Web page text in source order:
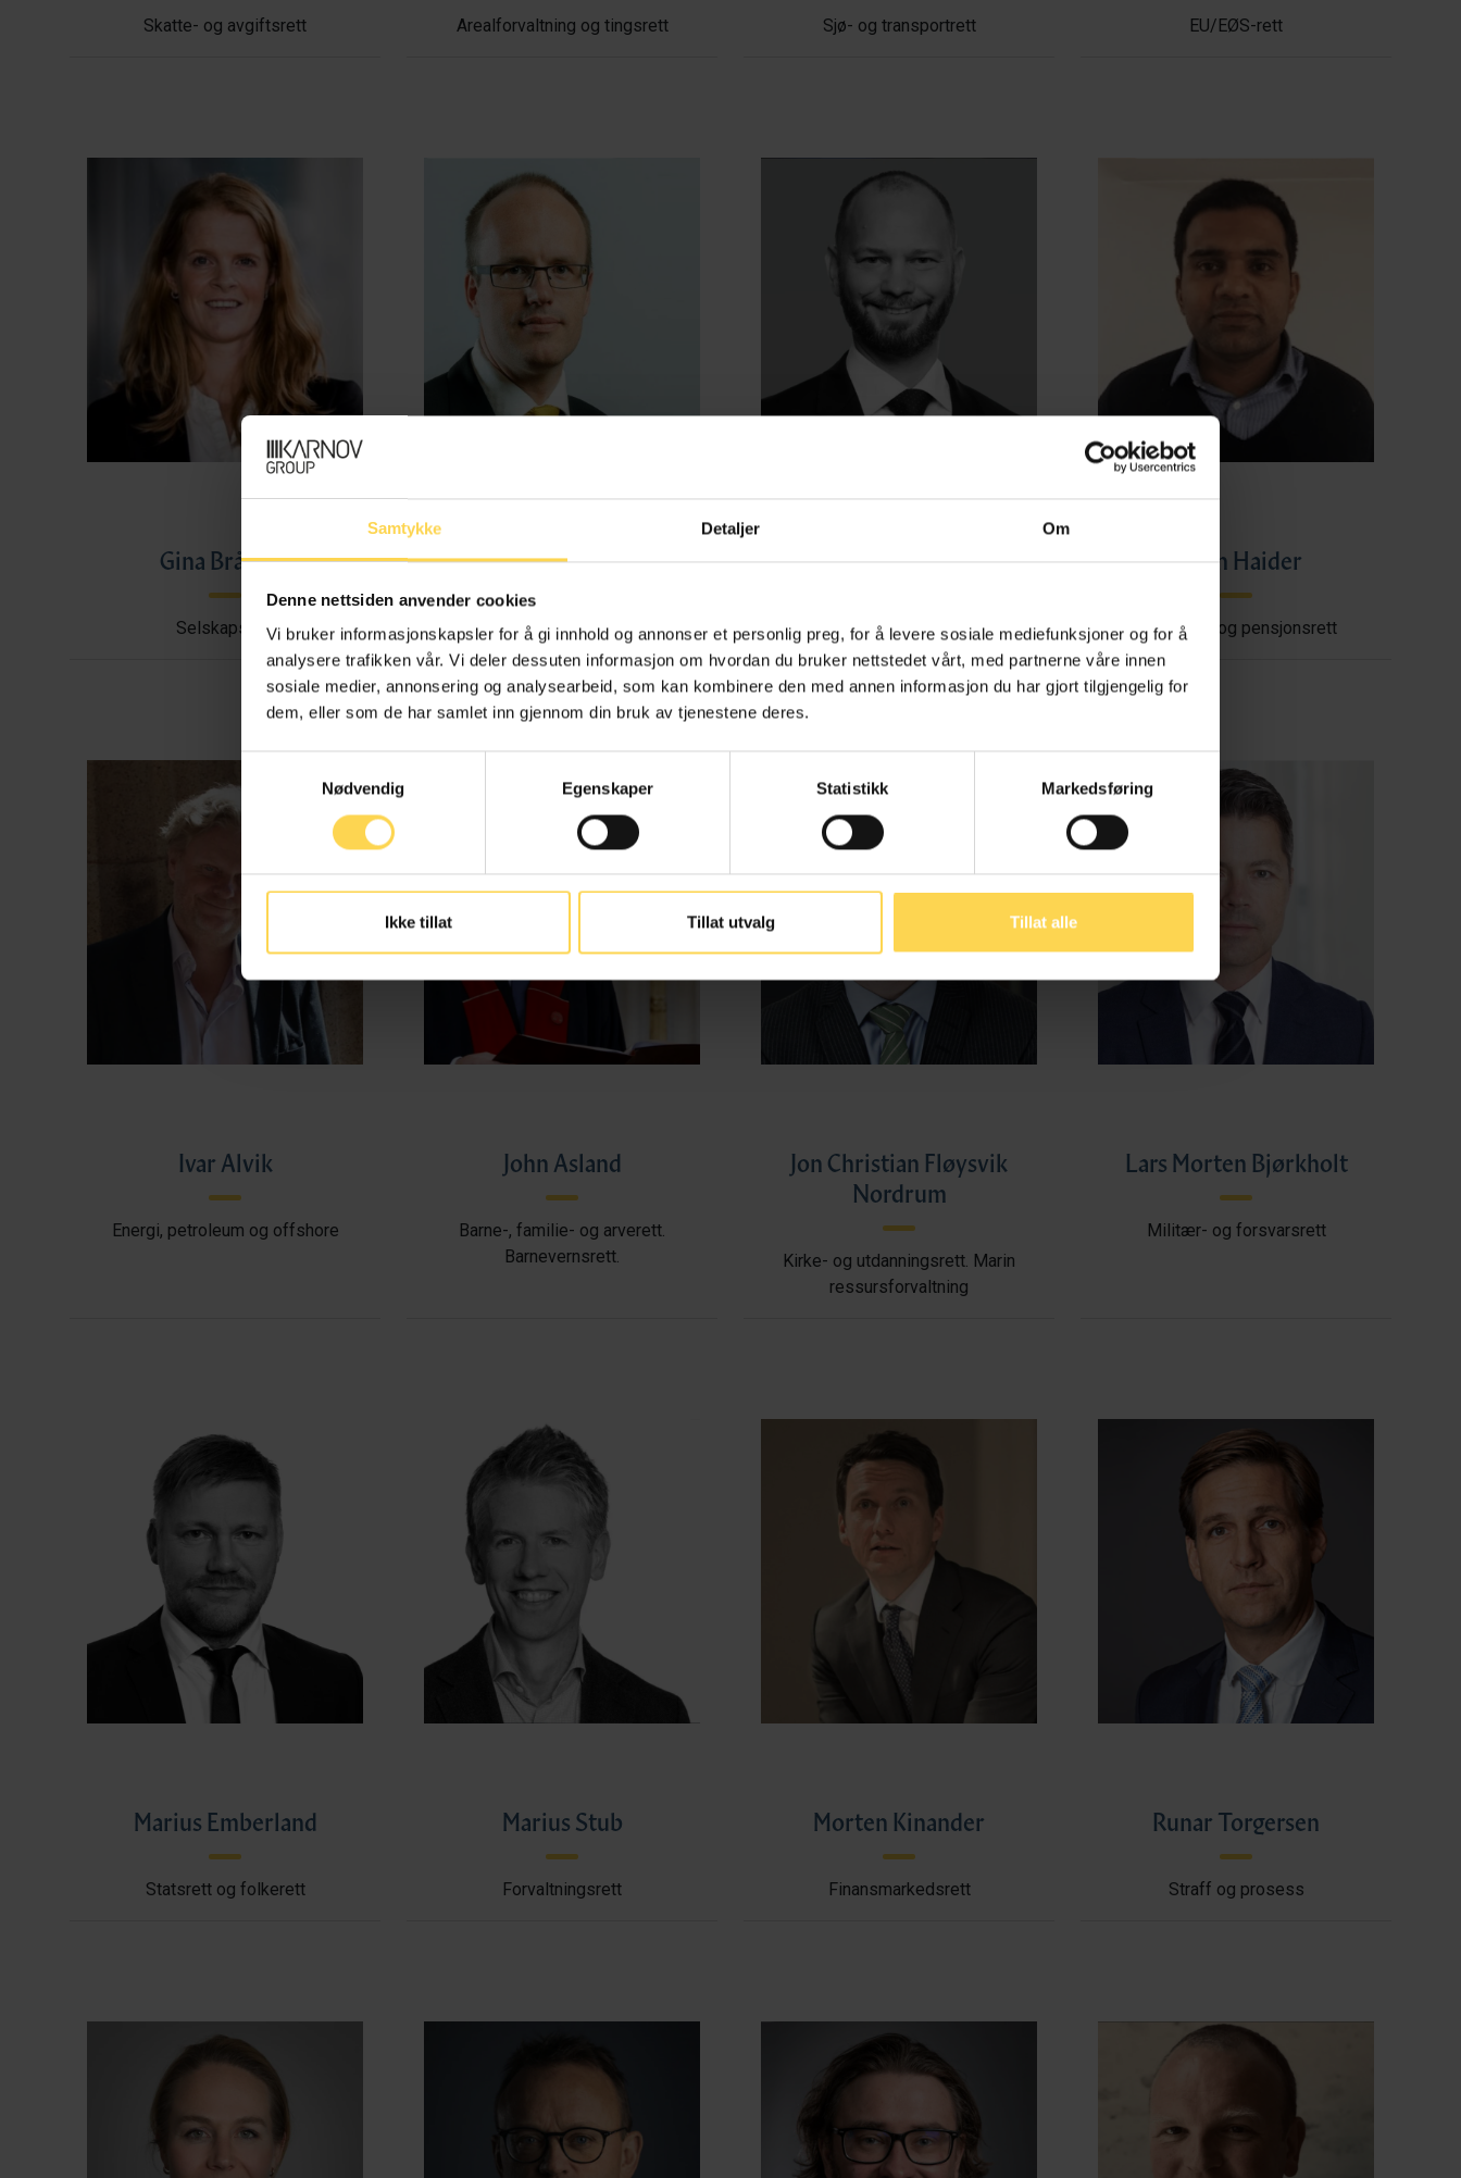
Samtykke Detaljer Om
Denne nettsiden anvender cookies
Vi bruker informasjonskapsler for å gi innhold og annonser et personlig preg, for å levere sosiale mediefunksjoner og for å
analysere trafikken vår. Vi deler dessuten informasjon om hvordan du bruker nettstedet vårt, med partnerne våre innen
sosiale medier, annonsering og analysearbeid, som kan kombinere den med annen informasjon du har gjort tilgjengelig for
dem, eller som de har samlet inn gjennom din bruk av tjenestene deres.
Samtykkevalg
Nødvendig
Egenskaper Statistikk Markedsføring
Ikke tillat Tillat utvalg Tillat alle
Skatte- og avgiftsrett Arealforvaltning og tingsrett Sjø- og transportrett EU/EØS-rett
Gina Bråthen
Selskapsrett
Harald Benestad Anderssen
Avtale-, kontrakts- og boligrett
Henrik Bjørnebye
Energi, petroleum og offshore
Imran Haider
Trygderett og pensjonsrett
Ivar Alvik
Energi, petroleum og offshore
John Asland
Barne-, familie- og arverett.
Barnevernsrett.
Jon Christian Fløysvik
Nordrum
Kirke- og utdanningsrett. Marin
ressursforvaltning
Lars Morten Bjørkholt
Militær- og forsvarsrett
Marius Emberland
Statsrett og folkerett
Marius Stub
Forvaltningsrett
Morten Kinander
Finansmarkedsrett
Runar Torgersen
Straff og prosess